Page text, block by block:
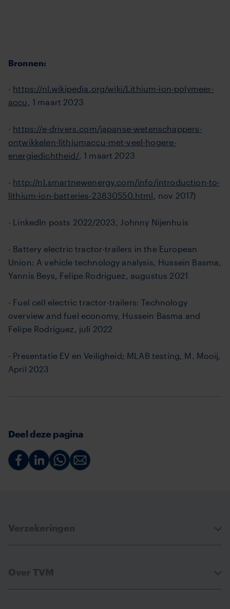
Bronnen:
- https://nl.wikipedia.org/wiki/Lithium-ion-polymeer-
accu
, 1 maart 2023
- https://e-drivers.com/japanse-wetenschappers-
ontwikkelen-lithiumaccu-met-veel-hogere-
energiedichtheid/, 1 maart 2023
- http://nl.smartnewenergy.com/info/introduction-to-
lithium-ion-batteries-23830550.html , nov 2017)
- LinkedIn posts 2022/2023, Johnny Nijenhuis
- Battery electric tractor-trailers in the European
Union: A vehicle technology analysis, Hussein Basma,
Yannis Beys, Felipe Rodríguez, augustus 2021
- Fuel cell electric tractor-trailers: Technology
overview and fuel economy, Hussein Basma and
Felipe Rodríguez, juli 2022
- Presentatie EV en Veiligheid; MLAB testing, M. Mooij,
April 2023
Deel deze pagina
Deel Deel Deel Deel
Verzekeringen
Over TVM